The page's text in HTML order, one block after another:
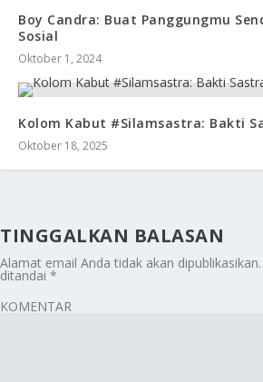
Boy Candra: Buat Panggungmu
Sosial
Oktober 1, 2024
Kolom Kabut #Silamsastra: Bakti
Oktober 18, 2025
TINGGALKAN BALASAN
Alamat email Anda tidak akan dipublikasikan.
ditandai *
KOMENTAR